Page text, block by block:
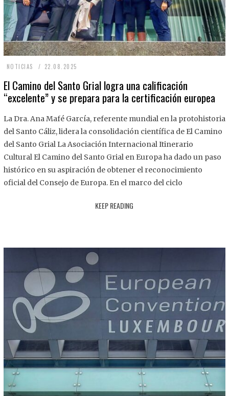
NOTICIAS 22.08.2025
.
8
2
2
El Camino del Santo Grial logra una calificación
“excelente” y se prepara para la certificación europea
La Dra. Ana Mafé García, referente mundial en la protohistoria
del Santo Cáliz, lidera la consolidación científica de El Camino
del Santo Grial La Asociación Internacional Itinerario
Cultural El Camino del Santo Grial en Europa ha dado un paso
histórico en su aspiración de obtener el reconocimiento
oficial del Consejo de Europa. En el marco del ciclo
KEEP READING